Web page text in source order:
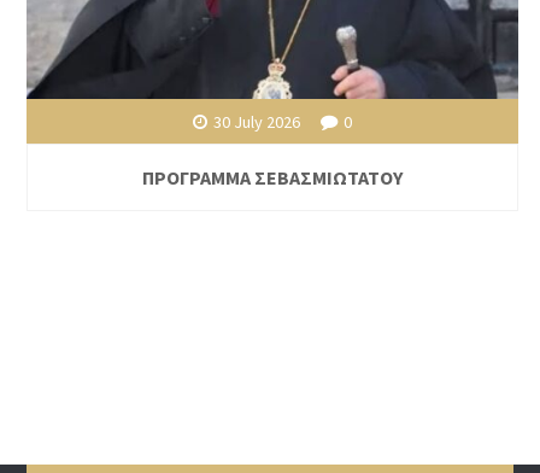
30 July 2026 0
ΠΡΟΓΡΑΜΜΑ ΣΕΒΑΣΜΙΩΤΑΤΟΥ